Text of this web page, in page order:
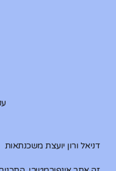
דניאל ורון יועצת משכנתאות